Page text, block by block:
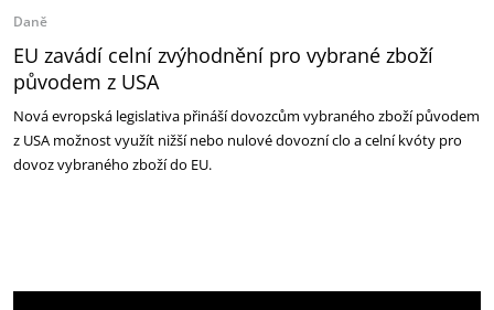
Daně
EU zavádí celní zvýhodnění pro vybrané zboží
původem z USA
Nová evropská legislativa přináší dovozcům vybraného zboží původem
z USA možnost využít nižší nebo nulové dovozní clo a celní kvóty pro
dovoz vybraného zboží do EU.